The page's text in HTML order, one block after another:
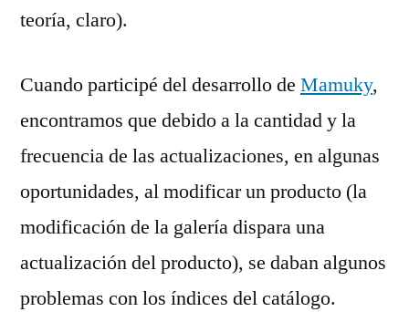
teoría, claro).
Cuando participé del desarrollo de Mamuky,
encontramos que debido a la cantidad y la
frecuencia de las actualizaciones, en algunas
oportunidades, al modificar un producto (la
modificación de la galería dispara una
actualización del producto), se daban algunos
problemas con los índices del catálogo.